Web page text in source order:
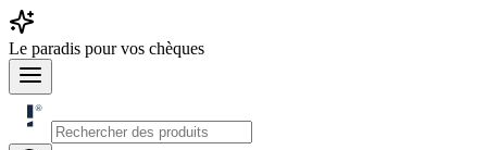
Le paradis pour vos chèques